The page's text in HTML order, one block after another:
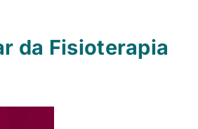
da Fisioterapia